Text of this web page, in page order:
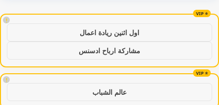
!
اول اثنين ريادة اعمال
مشاركة ارباح ادسنس
!
عالم الشباب